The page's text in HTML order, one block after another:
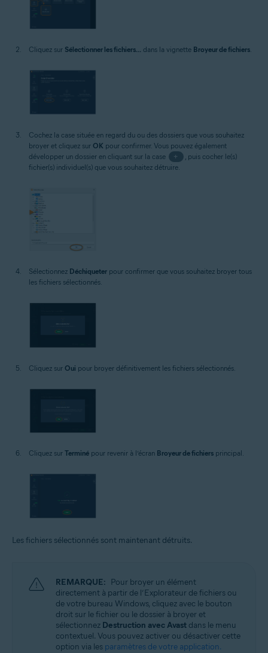
Cliquez sur Sélectionner les fichiers... dans la vignette Broyeur de fichiers
Cochez la case située en regard du ou des dossiers que vous souhaitez
broyer et cliquez sur OK pour confirmer. Vous pouvez également
développer un dossier en cliquant sur la case
+
, puis cocher le(s)
fichier(s) individuel(s) que vous souhaitez détruire.
Sélectionnez Déchiqueter pour confirmer que vous souhaitez broyer tous
les fichiers sélectionnés.
Cliquez sur Oui pour broyer définitivement les fichiers sélectionnés.
Cliquez sur Terminé pour revenir à l’écran Broyeur de fichiers principal.
Les fichiers sélectionnés sont maintenant détruits.
REMARQUE: Pour broyer un élément
directement à partir de l’Explorateur de fichiers ou
de votre bureau Windows, cliquez avec le bouton
droit sur le fichier ou le dossier à broyer et
sélectionnez Destruction avec Avast dans le menu
contextuel. Vous pouvez activer ou désactiver cette
option via les paramètres de votre application.